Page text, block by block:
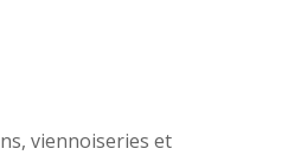
viennoiseries et